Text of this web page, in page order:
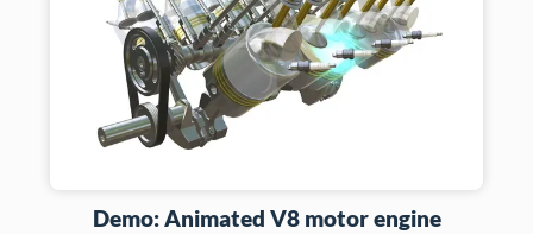
Demo: Animated V8 motor engine